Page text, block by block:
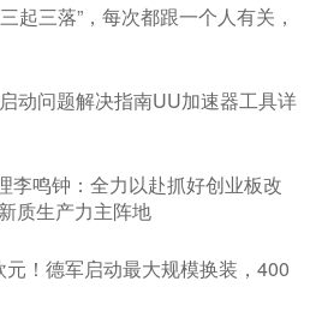
起三落”，每次都跟一个人有关，
动问题解决指南UU加速器工具详
李鸣钟：全力以赴抓好创业板改
质生产力主阵地
！德军启动最大规模换装，400